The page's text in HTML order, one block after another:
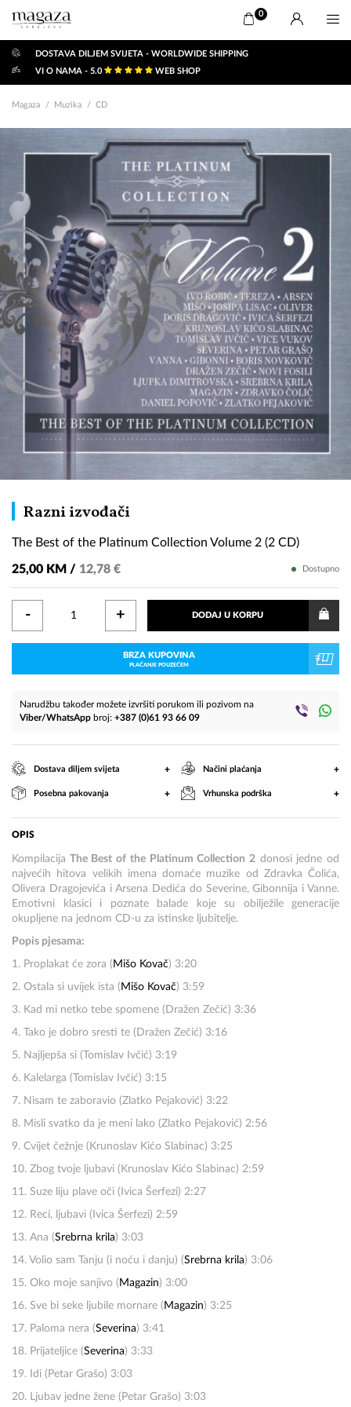
0
DOSTAVA DILJEM SVIJETA - WORLDWIDE SHIPPING
VI O NAMA - 5.0
WEB SHOP
Magaza Muzika CD
Razni izvođačiThe
of
Platinum
Collection
Volume
2
(2
CD)
The Best of the Platinum Collection Volume 2 (2 CD)
25,00 KM / 12,78 € Dostupno
- + DODAJ U KORPU
BRZA KUPOVINA
PLAĆANJE POUZEĆEM
Narudžbu također možete izvršiti porukom ili pozivom na
Viber/WhatsApp broj: +387 (0)61 93 66 09
Dostava diljem svijeta + Načini plaćanja +
Posebna pakovanja + Vrhunska podrška +
OPIS
Kompilacija The Best of the Platinum Collection 2donosi jedne od
najvećih hitova velikih imena domaće muzike od Zdravka Čolića,
Olivera Dragojevića i Arsena Dedića do Severine, Gibonnija i Vanne.
Emotivni klasici i poznate balade koje su obilježile generacije
okupljene na jednom CD-u za istinske ljubitelje.
Popis pjesama:
1. Proplakat će zora ( Mišo Kovač) 3:20
2. Ostala si uvijek ista ( Mišo Kovač) 3:59
3. Kad mi netko tebe spomene (Dražen Zečić) 3:36
4. Tako je dobro sresti te (Dražen Zečić) 3:16
5. Najljepša si (Tomislav Ivčić) 3:19
6. Kalelarga (Tomislav Ivčić) 3:15
7. Nisam te zaboravio (Zlatko Pejaković) 3:22
8. Misli svatko da je meni lako (Zlatko Pejaković) 2:56
9. Cvijet čežnje (Krunoslav Kićo Slabinac) 3:25
10. Zbog tvoje ljubavi (Krunoslav Kićo Slabinac) 2:59
11. Suze liju plave oči (Ivica Šerfezi) 2:27
12. Reci, ljubavi (Ivica Šerfezi) 2:59
13. Ana (Srebrna krila) 3:03
14. Volio sam Tanju (i noću i danju) (Srebrna krila) 3:06
15. Oko moje sanjivo ( Magazin) 3:00
16. Sve bi seke ljubile mornare ( Magazin) 3:25
17. Paloma nera (Severina) 3:41
18. Prijateljice (Severina) 3:33
19. Idi (Petar Grašo) 3:03
20. Ljubav jedne žene (Petar Grašo) 3:03